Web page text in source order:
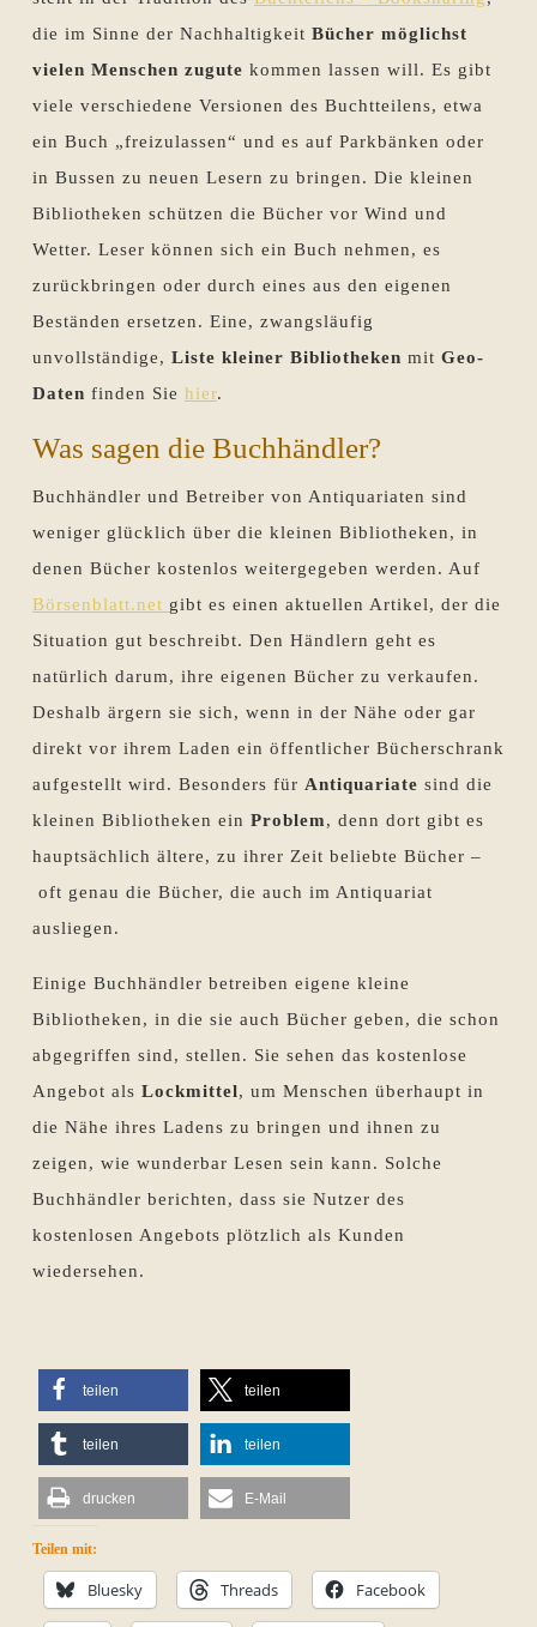
die im Sinne der Nachhaltigkeit Bücher möglichst
vielen Menschen zugute kommen lassen will. Es gibt
viele verschiedene Versionen des Buchtteilens, etwa
ein Buch „freizulassen“ und es auf Parkbänken oder
in Bussen zu neuen Lesern zu bringen. Die kleinen
Bibliotheken schützen die Bücher vor Wind und
Wetter. Leser können sich ein Buch nehmen, es
zurückbringen oder durch eines aus den eigenen
Beständen ersetzen. Eine, zwangsläufig
unvollständige, Liste kleiner Bibliotheken mit Geo-
Daten finden Sie hier.
Was sagen die Buchhändler?
Buchhändler und Betreiber von Antiquariaten sind
weniger glücklich über die kleinen Bibliotheken, in
denen Bücher kostenlos weitergegeben werden. Auf
Börsenblatt.net gibt es einen aktuellen Artikel, der die
Situation gut beschreibt. Den Händlern geht es
natürlich darum, ihre eigenen Bücher zu verkaufen.
Deshalb ärgern sie sich, wenn in der Nähe oder gar
direkt vor ihrem Laden ein öffentlicher Bücherschrank
aufgestellt wird. Besonders für Antiquariate sind die
kleinen Bibliotheken ein Problem, denn dort gibt es
hauptsächlich ältere, zu ihrer Zeit beliebte Bücher –
oft genau die Bücher, die auch im Antiquariat
ausliegen.
Einige Buchhändler betreiben eigene kleine
Bibliotheken, in die sie auch Bücher geben, die schon
abgegriffen sind, stellen. Sie sehen das kostenlose
Angebot als Lockmittel, um Menschen überhaupt in
die Nähe ihres Ladens zu bringen und ihnen zu
zeigen, wie wunderbar Lesen sein kann. Solche
Buchhändler berichten, dass sie Nutzer des
kostenlosen Angebots plötzlich als Kunden
wiedersehen.
teilen teilen
teilen teilen
drucken E-Mail
Teilen mit:
Bluesky Threads Facebook